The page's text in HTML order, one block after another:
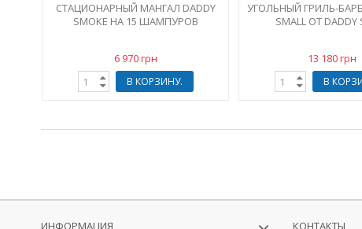
СТАЦИОНАРНЫЙ МАНГАЛ DADDY
SMOKE НА 15 ШАМПУРОВ
6 970 грн
В КОРЗИНУ.
УГОЛЬНЫЙ ГРИЛЬ-
SMALL ОТ DADDY
13 180 грн
В
ИНФОРМАЦИЯ КОНТАКТЫ